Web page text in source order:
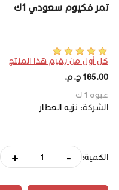
تمر فكيوم سعودي 1ك
كل أول من يقيم هذا المنتج
165.00 ج.م.‏
عبوه 1 ك
الشركة: نزيه العطار
الكمية: -
+